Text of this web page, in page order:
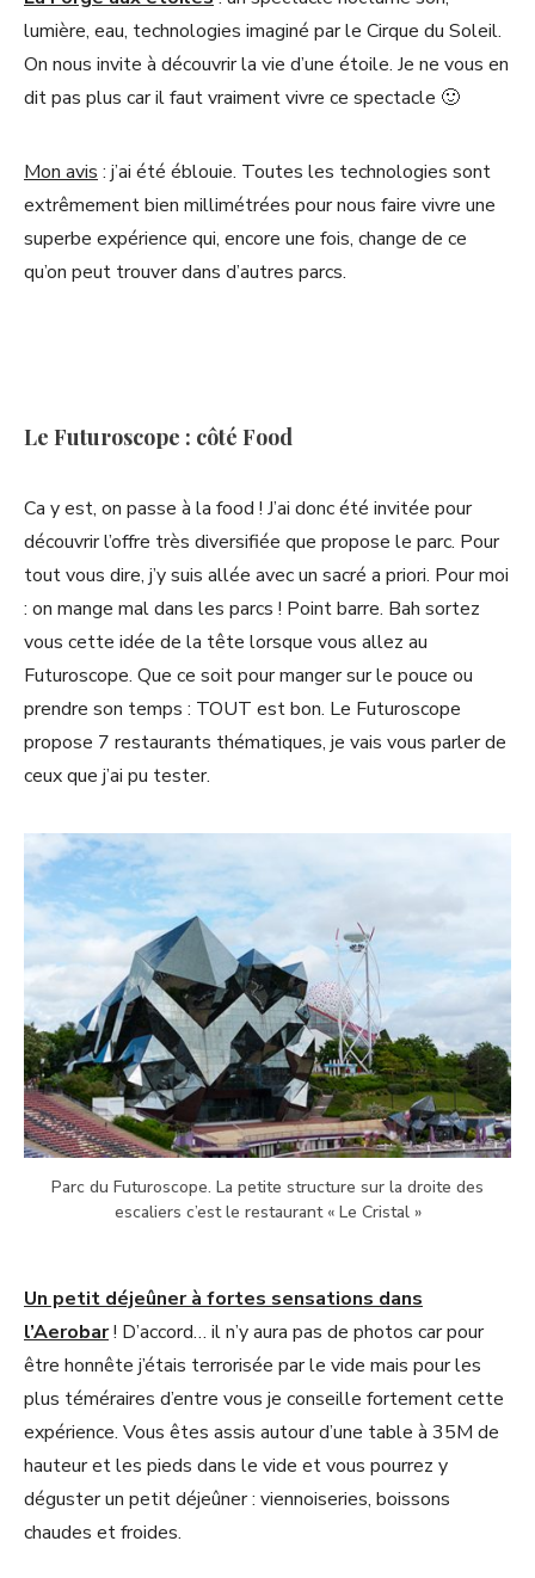
lumière, eau, technologies imaginé par le Cirque du Soleil.
On nous invite à découvrir la vie d’une étoile. Je ne vous en
dit pas plus car il faut vraiment vivre ce spectacle 🙂
Mon avis: j’ai été éblouie. Toutes les technologies sont
extrêmement bien millimétrées pour nous faire vivre une
superbe expérience qui, encore une fois, change de ce
qu’on peut trouver dans d’autres parcs.
Le Futuroscope : côté Food
Ca y est, on passe à la food ! J’ai donc été invitée pour
découvrir l’offre très diversifiée que propose le parc. Pour
tout vous dire, j’y suis allée avec un sacré a priori. Pour moi
: on mange mal dans les parcs ! Point barre. Bah sortez
vous cette idée de la tête lorsque vous allez au
Futuroscope. Que ce soit pour manger sur le pouce ou
prendre son temps : TOUT est bon. Le Futuroscope
propose 7 restaurants thématiques, je vais vous parler de
ceux que j’ai pu tester.
Parc du Futuroscope. La petite structure sur la droite des
escaliers c’est le restaurant « Le Cristal »
Un petit déjeûner à fortes sensations dans
l’Aerobar! D’accord… il n’y aura pas de photos car pour
être honnête j’étais terrorisée par le vide mais pour les
plus téméraires d’entre vous je conseille fortement cette
expérience. Vous êtes assis autour d’une table à 35M de
hauteur et les pieds dans le vide et vous pourrez y
déguster un petit déjeûner : viennoiseries, boissons
chaudes et froides.